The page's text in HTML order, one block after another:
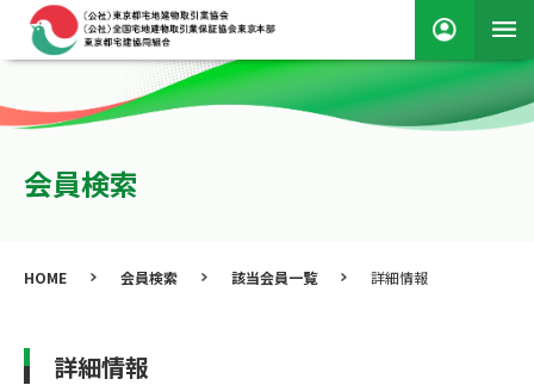
会員検索
HOME 会員検索 該当会員一覧 詳細情報
詳細情報